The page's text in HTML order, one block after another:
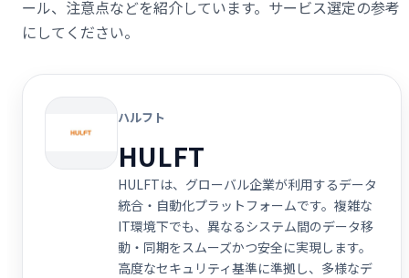
ール、注意点などを紹介しています。サービス選定の参考
にしてください。
ハルフト
HULFT
HULFTは、グローバル企業が利用するデータ
統合・自動化プラットフォームです。複雑な
IT環境下でも、異なるシステム間のデータ移
動・同期をスムーズかつ安全に実現します。
高度なセキュリティ基準に準拠し、多様なデ